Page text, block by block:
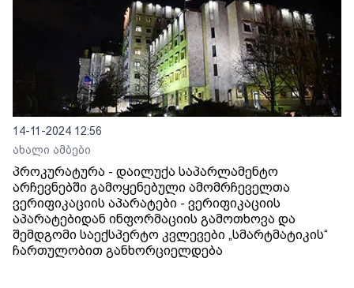
14-11-2024 12:56
ახალი ამბები
პროკურატურა - დაილუქა საპარლამენტო
არჩევნებში გამოყენებული ამომრჩეველთა
ვერიფიკაციის აპარატები - ვერიფიკაციის
აპარატებიდან ინფორმაციის გამოთხოვა და
შემდგომი საექსპერტო კვლევები „სმარტმატიკის“
ჩართულობით განხორციელდება